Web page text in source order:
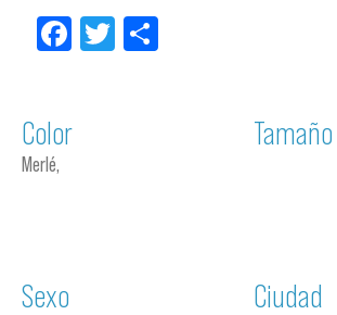
Facebook
Twitter
Color
Merlé,
Tamaño
Sexo Ciudad